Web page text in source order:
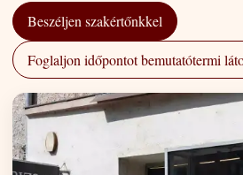
Beszéljen szakértőnkkel
Foglaljon időpontot bemutatótermi